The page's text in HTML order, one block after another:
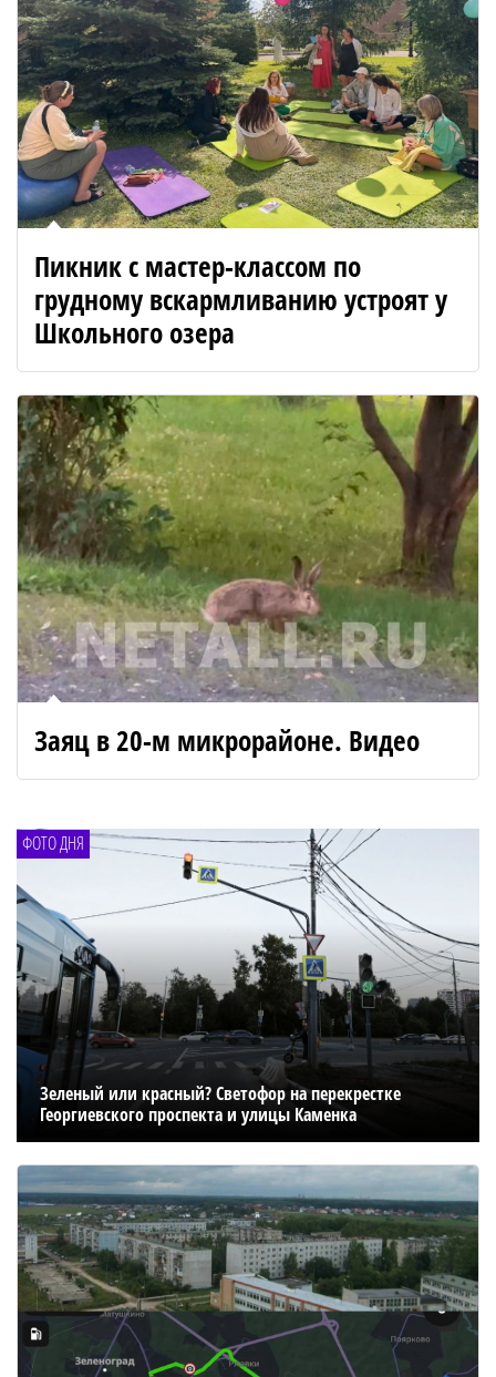
Пикник с мастер-классом по
грудному вскармливанию устроят у
Школьного озера
Заяц в 20-м микрорайоне. Видео
ФОТО ДНЯ
Зеленый или красный? Светофор на перекрестке
Георгиевского проспекта и улицы Каменка